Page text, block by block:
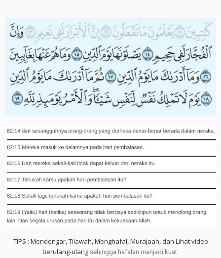
TIPS : Mendengar, Tilawah, Menghafal, Murajaah, dan Lihat video
berulang-ulang sehingga hafalan menjadi kuat.